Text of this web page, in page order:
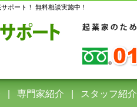
ポート！ 無料相談実施中！
専門家紹介 スタッフ紹介